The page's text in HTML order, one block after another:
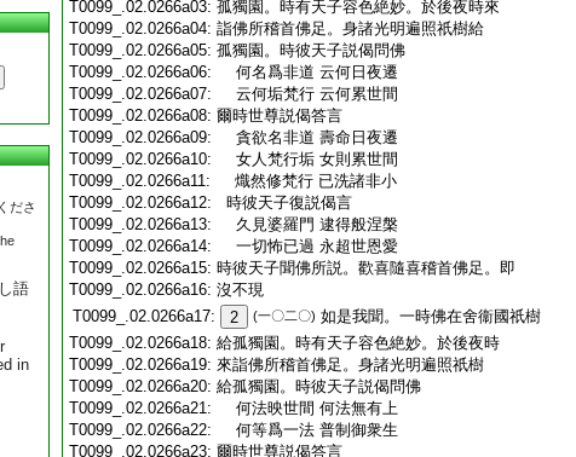
ださ
語
in
T0099_.02.0266a03: 孤獨園。時有天子容色絶妙。於後夜時來
T0099_.02.0266a04: 詣佛所稽首佛足。身諸光明遍照祇樹給
T0099_.02.0266a05: 孤獨園。時彼天子説偈問佛
T0099_.02.0266a06:
何名爲非道 云何日夜遷
T0099_.02.0266a07:
云何垢梵行 云何累世間
T0099_.02.0266a08: 爾時世尊説偈答言
T0099_.02.0266a09:
貪欲名非道 壽命日夜遷
T0099_.02.0266a10:
女人梵行垢 女則累世間
T0099_.02.0266a11:
熾然修梵行 已洗諸非小
T0099_.02.0266a12:
時彼天子復説偈言
T0099_.02.0266a13:
久見婆羅門 逮得般涅槃
T0099_.02.0266a14:
一切怖已過 永超世恩愛
T0099_.02.0266a15: 時彼天子聞佛所説。歡喜隨喜稽首佛足。即
T0099_.02.0266a16: 沒不現
T0099_.02.0266a17:
2 (一〇二〇) 如是我聞。一時佛在舍衞國祇樹
T0099_.02.0266a18: 給孤獨園。時有天子容色絶妙。於後夜時
T0099_.02.0266a19: 來詣佛所稽首佛足。身諸光明遍照祇樹
T0099_.02.0266a20: 給孤獨園。時彼天子説偈問佛
T0099_.02.0266a21:
何法映世間 何法無有上
T0099_.02.0266a22:
何等爲一法 普制御衆生
T0099_.02.0266a23: 爾時世尊説偈答言